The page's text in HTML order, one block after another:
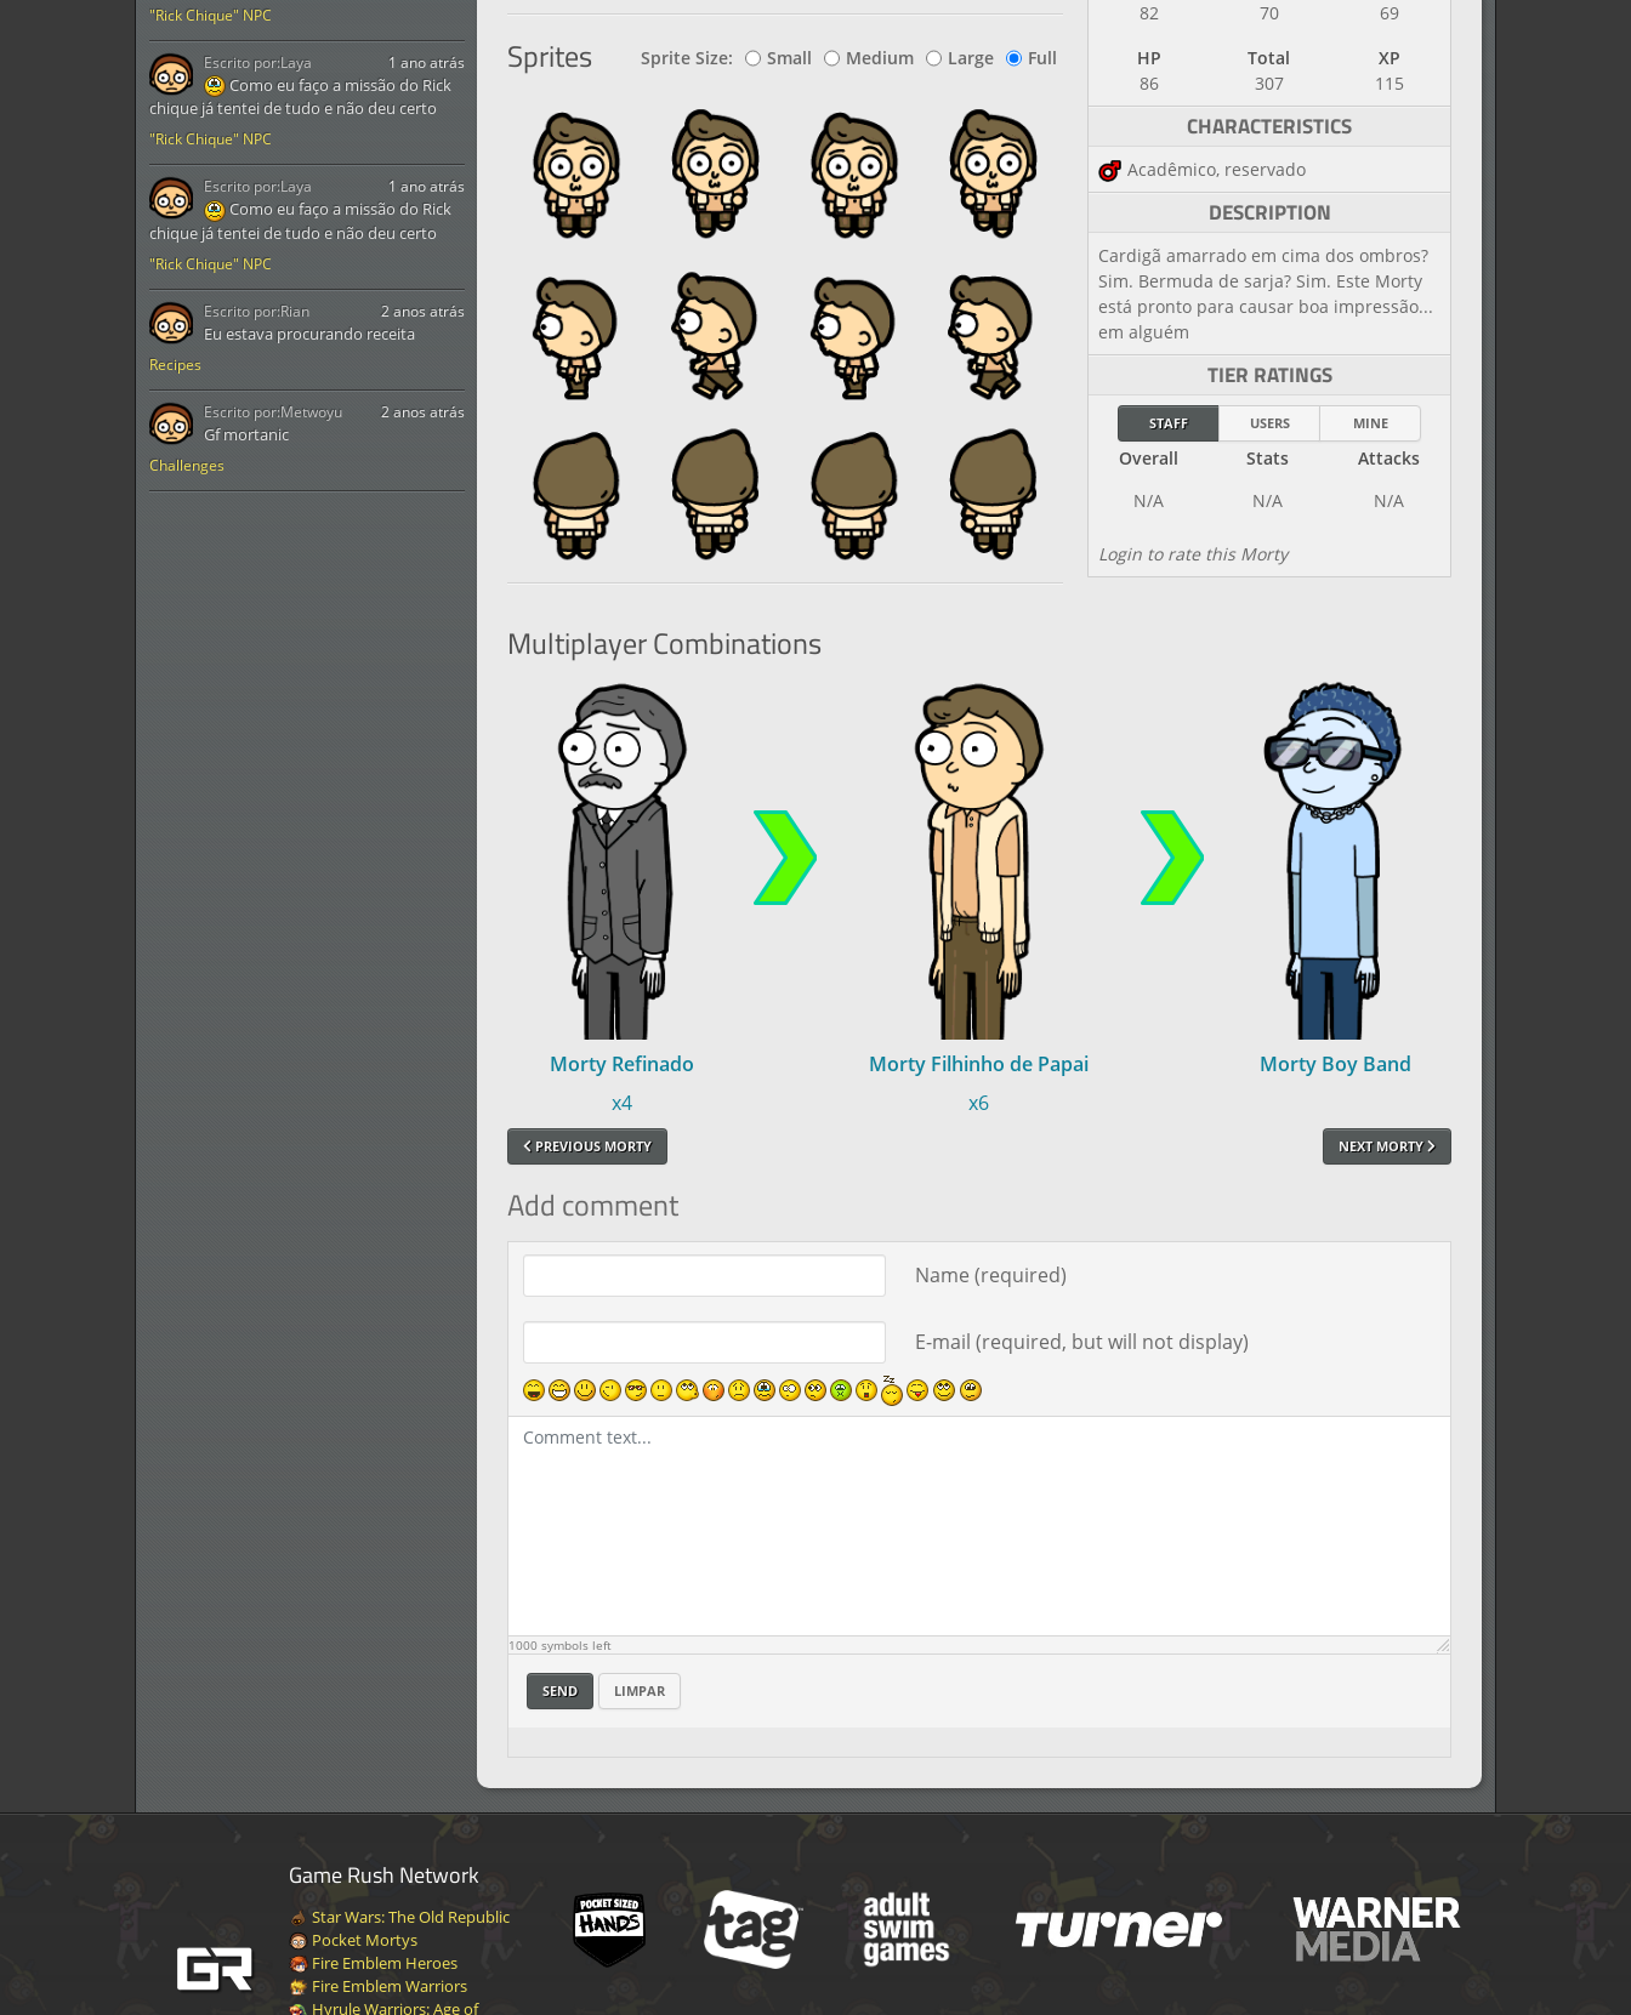
"Rick Chique" NPC
"Rick Chique" NPC
1 ano atrás
Como eu faço a missão do Rick
chique já tentei de tudo e não deu certo
Escrito por:Laya
"Rick Chique" NPC
1 ano atrás
Como eu faço a missão do Rick
chique já tentei de tudo e não deu certo
Escrito por:Laya
Recipes
2 anos atrás
Eu estava procurando receita
Escrito por:Rian
Challenges
2 anos atrás
Gf mortanic
Escrito por:Metwoyu
82
70
69
HP
86
Total
307
XP
115
CHARACTERISTICS
Acadêmico, reservado
DESCRIPTION
Cardigã amarrado em cima dos ombros?
Sim. Bermuda de sarja? Sim. Este Morty
está pronto para causar boa impressão...
em alguém
TIER RATINGS
STAFF USERS MINE
Overall Stats Attacks
Login to rate this Morty
Sprites Sprite Size: Small Medium Large Full
MultiplayerCombinations
Morty Refinado Morty Filhinho de Papai
Morty Boy Band
x4
x6
PREVIOUS MORTY NEXT MORTY
Add comment
Name (required)
E-mail (required, but will not display)
Comment text
1000symbols left
SEND LIMPAR
Game Rush Network
Star Wars: The Old Republic
Pocket Mortys
Fire Emblem Heroes
Fire Emblem Warriors
Hyrule Warriors: Age of